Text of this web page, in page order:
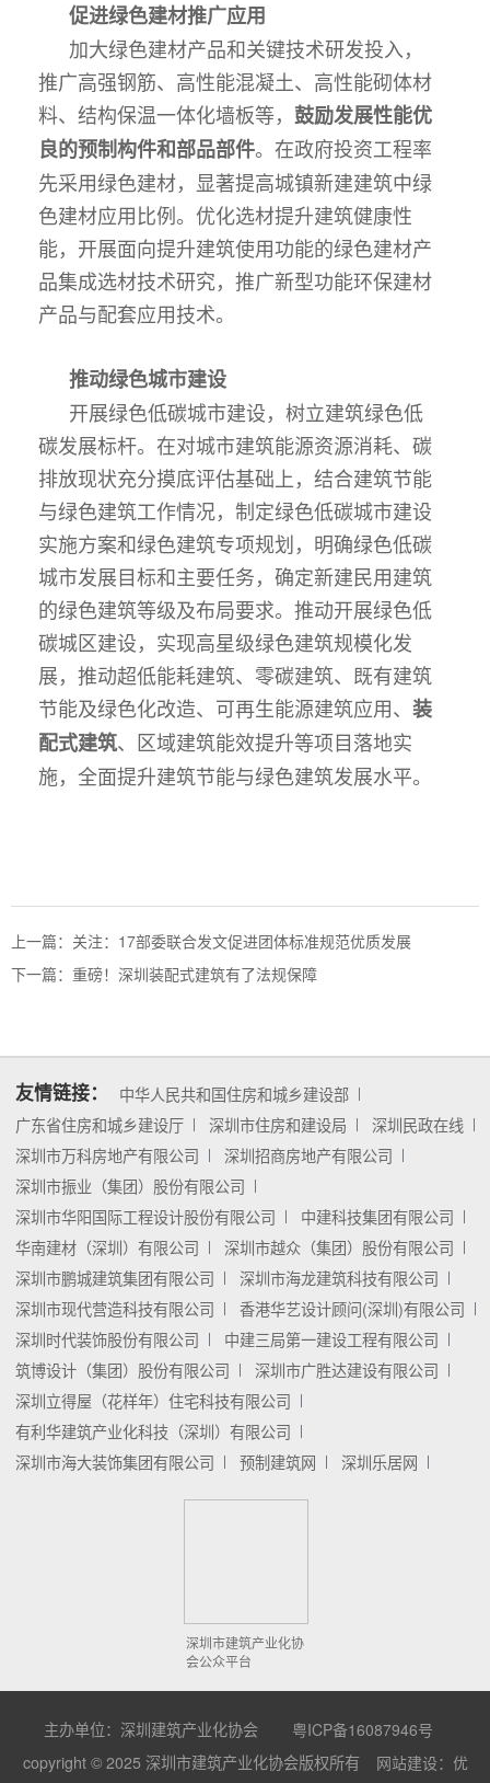
促进绿色建材推广应用
加大绿色建材产品和关键技术研发投入，
推广高强钢筋、高性能混凝土、高性能砌体材
料、结构保温一体化墙板等， 鼓励发展性能优
良的预制构件和部品部件。在政府投资工程率
先采用绿色建材，显著提高城镇新建建筑中绿
色建材应用比例。优化选材提升建筑健康性
能，开展面向提升建筑使用功能的绿色建材产
品集成选材技术研究，推广新型功能环保建材
产品与配套应用技术。
推动绿色城市建设
开展绿色低碳城市建设，树立建筑绿色低
碳发展标杆。在对城市建筑能源资源消耗、碳
排放现状充分摸底评估基础上，结合建筑节能
与绿色建筑工作情况，制定绿色低碳城市建设
实施方案和绿色建筑专项规划，明确绿色低碳
城市发展目标和主要任务，确定新建民用建筑
的绿色建筑等级及布局要求。推动开展绿色低
碳城区建设，实现高星级绿色建筑规模化发
展，推动超低能耗建筑、零碳建筑、既有建筑
节能及绿色化改造、可再生能源建筑应用、 装
配式建筑、区域建筑能效提升等项目落地实
施，全面提升建筑节能与绿色建筑发展水平。
上一篇： 关注：17部委联合发文促进团体标准规范优质发展
下一篇： 重磅！深圳装配式建筑有了法规保障
友情链接：
中华人民共和国住房和城乡建设部
广东省住房和城乡建设厅
深圳市住房和建设局
深圳民政在线
深圳市万科房地产有限公司
深圳招商房地产有限公司
深圳市振业（集团）股份有限公司
深圳市华阳国际工程设计股份有限公司
中建科技集团有限公司
华南建材（深圳）有限公司
深圳市越众（集团）股份有限公司
深圳市鹏城建筑集团有限公司
深圳市海龙建筑科技有限公司
深圳市现代营造科技有限公司
香港华艺设计顾问(深圳)有限公司
深圳时代装饰股份有限公司
中建三局第一建设工程有限公司
筑博设计（集团）股份有限公司
深圳市广胜达建设有限公司
深圳立得屋（花样年）住宅科技有限公司
有利华建筑产业化科技（深圳）有限公司
深圳市海大装饰集团有限公司
预制建筑网 深圳乐居网
深圳市建筑产业化协
会公众平台
主办单位：深圳建筑产业化协会
粤ICP备16087946号
copyright © 2025 深圳市建筑产业化协会版权所有
网站建设：优